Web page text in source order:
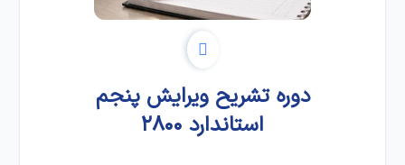
دوره تشریح ویرایش پنجم
استاندارد ۲۸۰۰